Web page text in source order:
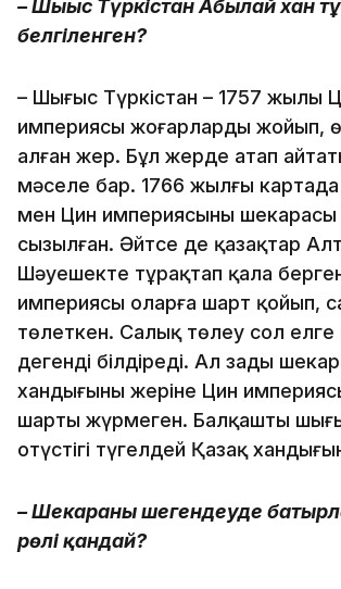
– Шығыс Түркістан Абылай хан
белгіленген?
– Шығыс Түркістан – 1757 жылы
империясы жоңғарларды жойып,
алған жер. Бұл жерде атап
мәселе бар. 1766 жылғы
мен Цин империясының
сызылған. Әйтсе де қазақтар
Шәуешекте тұрақтап қала
империясы оларға шарт қойып,
төлеткен. Салық төлеу сол
дегенді білдіреді. Ал заңды
хандығының жеріне Цин
шарты жүрмеген. Балқаштың
оңтүстігі түгелдей Қазақ
– Шекараны шегендеуде
рөлі қандай?